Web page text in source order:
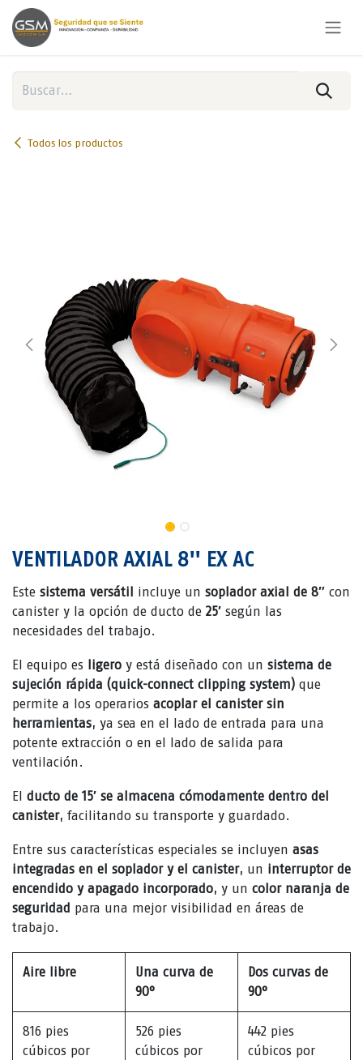
Ir al contenido
Todos los productos
VENTILADOR AXIAL 8'' EX AC
Este sistema versátil incluye un soplador axial de 8″ con
canister y la opción de ducto de 25′ según las
necesidades del trabajo.
El equipo es ligero y está diseñado con un sistema de
sujeción rápida (quick-connect clipping system) que
permite a los operarios acoplar el canister sin
herramientas, ya sea en el lado de entrada para una
potente extracción o en el lado de salida para
ventilación.
El ducto de 15′ se almacena cómodamente dentro del
canister, facilitando su transporte y guardado.
Entre sus características especiales se incluyen asas
integradas en el soplador y el canister, un interruptor de
encendido y apagado incorporado, y un color naranja de
seguridad para una mejor visibilidad en áreas de
trabajo.
Aire libre
Una curva de
90°
Dos curvas de
90°
816 pies
cúbicos por
526 pies
cúbicos por
442 pies
cúbicos por